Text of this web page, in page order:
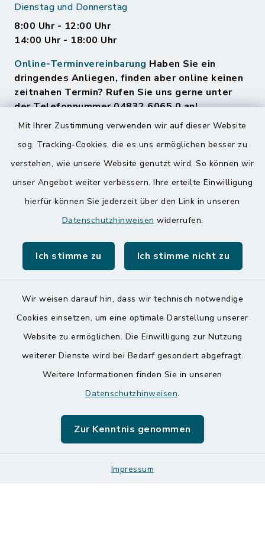
Mit Ihrer Zustimmung verwenden wir auf dieser Website
sog. Tracking-Cookies, die es uns ermöglichen besser zu
verstehen, wie unsere Website genutzt wird. So können wir
unser Angebot weiter verbessern. Ihre erteilte Einwilligung
hierfür können Sie jederzeit über den Link in unseren
Datenschutzhinweisen widerrufen.
Ich stimme zu Ich stimme nicht zu
Wir weisen darauf hin, dass wir technisch notwendige
Cookies einsetzen, um eine optimale Darstellung unserer
Website zu ermöglichen. Die Einwilligung zur Nutzung
weiterer Dienste wird bei Bedarf gesondert abgefragt.
Weitere Informationen finden Sie in unseren
Datenschutzhinweisen.
Zur Kenntnis genommen
Impressum
Dienstag und Donnerstag
8:00 Uhr - 12:00 Uhr
14:00 Uhr - 18:00 Uhr
Online-Terminvereinbarung Haben Sie ein
dringendes Anliegen, finden aber online keinen
zeitnahen Termin? Rufen Sie uns gerne unter
der Telefonnummer 04832 6065 0 an!
Quicklinks
Amt Mitteldithmarschen
Speicherkoog Meldorfer Koog
Kontakt
Datenschutz
Sitemap
Logos und Designmanual